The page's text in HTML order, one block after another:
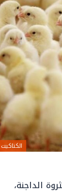
الكتاكيت
الداجنة،